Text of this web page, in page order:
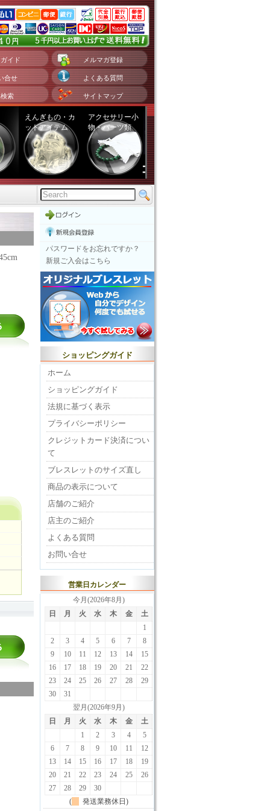
イド メルマガ登録
合せ よくある質問
索 サイトマップ
えんぎもの・カ
ットアイテム
アクセサリー小
物・パーツ類
パスワードをお忘れですか？
新規ご入会はこちら
ショッピングガイド
ホーム
ショッピングガイド
法規に基づく表示
プライバシーポリシー
クレジットカード決済につい
て
ブレスレットのサイズ直し
商品の表示について
店舗のご紹介
店主のご紹介
よくある質問
お問い合せ
営業日カレンダー
今月(2026年8月)
日
月 火 水 木 金
土
1
2
3 4 5 6 7
8
9
10 11 12 13 14
15
16
17 18 19 20 21
22
23
24 25 26 27 28
29
30
31
翌月(2026年9月)
日
月 火 水 木 金
土
1
2 3 4
5
6
7 8 9 10 11
12
13
14 15 16 17 18
19
20
21 22 23 24 25
26
27
28 29
30
(
発送業務休日)